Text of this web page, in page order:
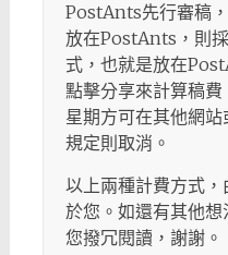
PostAnts先行審稿
放在PostAnts，則
式，也就是放在
點擊分享來計算稿
星期方可在其他網
規定則取消。
以上兩種計費方式
於您。如還有其他
您撥冗閱讀，謝謝。